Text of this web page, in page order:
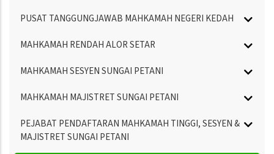
PUSAT TANGGUNGJAWAB MAHKAMAH NEGERI KEDAH
MAHKAMAH RENDAH ALOR SETAR
MAHKAMAH SESYEN SUNGAI PETANI
MAHKAMAH MAJISTRET SUNGAI PETANI
PEJABAT PENDAFTARAN MAHKAMAH TINGGI, SESYEN &
MAJISTRET SUNGAI PETANI